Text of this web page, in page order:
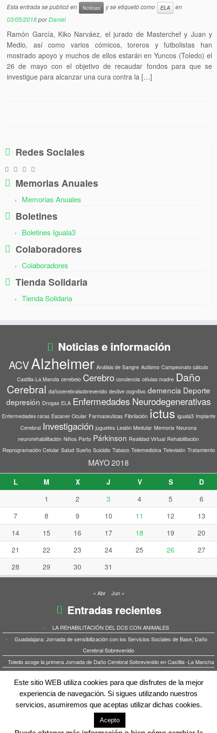
Esta entrada se publicó en Noticias y se etiquetó como ELA
en
03/05/2018porDaniel
Ramón García, Kiko Narváez, el jurado de Masterchef y Juan y
Medio, así como varios cómicos, toreros y futbolistas han
mostrado apoyo y muchos de ellos estarán en Yuncos (Toledo) el
26 de mayo con el objetivo de recaudar fondos para que se
investigue para alcanzar una cura contra la […]
Redes Sociales
Memorias Anuales
Memorias Anuales
Boletines
Boletines Iguala3
Colaboradores
Colaboradores
Tienda Solidaria
Tienda Solidaria
Noticias e información
ACVAlzheimer Análisis de Sangre Autismo Campeonato cálculo
Castilla-La Mancla cerebelo Cerebro conciencia células madre Daño
Cerebral dañocerebralsobrevenido declive cognitivo demencia Deporte
depresión Drogas ELA Enfermedades Neurodegenerativas
Enfermedades raras Escaner Ocular Farmaceuticas Fibrilación ictus iguala3 Implante
Cerebral Investigación juguetes Lesión Medular Memoria Neurona
neurorehabilitación Niños Parto Párkinson Realidad Virtual Rehabilitación
Reprogramación Celular Salud Sueño Suicidio Tabaco Telemedicina Televisión Tratamiento
MAYO 2018
L M X J V S
D
1
2 3 4 5
6
7
8 9 10 11 12
13
14
15 16 17 18 19
20
21
22 23 24 25 26
27
28
29 30 31
« Abr Jun »
Entradas recientes
LA REHABILITACIÓN DEL DCS CON ANIMALES
Guadalajara: Jornada de sensibilización con los Servicios Sociales de Base, Daño
Cerebral Sobrevenido
Toledo acoge la primera Jornada de Daño Cerebral Sobrevenido en Castilla -La Mancha
LA DIPUTACIÓN DE TOLEDO MANTIENE EL APOYO AL DAÑO CEREBRAL POR
SÉPTIMO AÑO
ICTUS: la mujer y el riesgo de infarto cerebral
Este sitio WEB utiliza cookies para que disfrutes de la mejor
experiencia de navegación. Si sigues utilizando nuestros
servicios, asumiremos que aceptas utilizar dichas cookies.
Acepto